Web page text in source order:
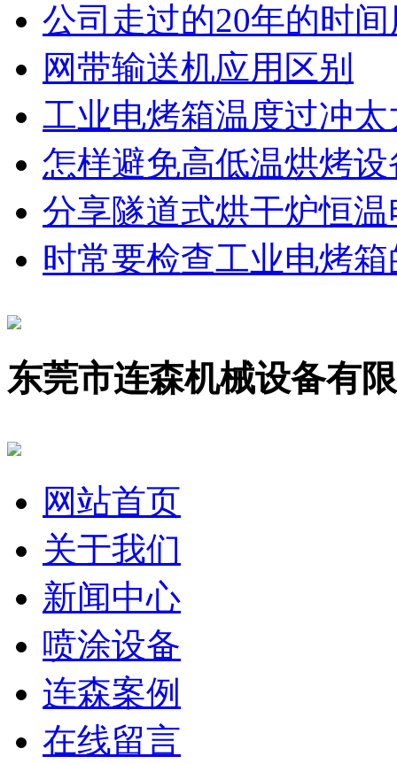
公司走过的20年的时
网带输送机应用区别
工业电烤箱温度过冲
怎样避免高低温烘烤
分享隧道式烘干炉恒
时常要检查工业电烤
东莞市连森机械设备有
网站首页
关于我们
新闻中心
喷涂设备
连森案例
在线留言